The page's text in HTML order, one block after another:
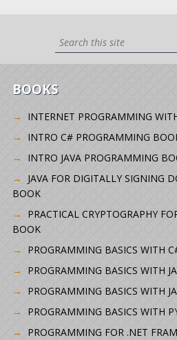
BOOKS
INTERNET PROGRAMMING
INTRO C# PROGRAMMING
INTRO JAVA PROGRAMMING
JAVA FOR DIGITALLY SIGNING
BOOK
PRACTICAL CRYPTOGRAPHY
BOOK
PROGRAMMING BASICS WITH
PROGRAMMING BASICS WITH
PROGRAMMING BASICS WITH
PROGRAMMING BASICS WITH
PROGRAMMING FOR .NET